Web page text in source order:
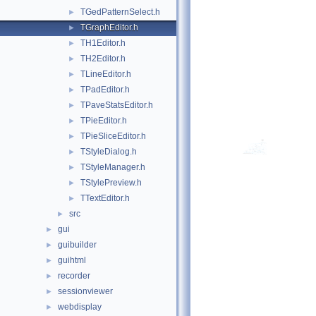
► TGedPatternSelect.h
► TGraphEditor.h
► TH1Editor.h
► TH2Editor.h
► TLineEditor.h
► TPadEditor.h
► TPaveStatsEditor.h
► TPieEditor.h
► TPieSliceEditor.h
► TStyleDialog.h
► TStyleManager.h
► TStylePreview.h
► TTextEditor.h
► src
► gui
► guibuilder
► guihtml
► recorder
► sessionviewer
► webdisplay